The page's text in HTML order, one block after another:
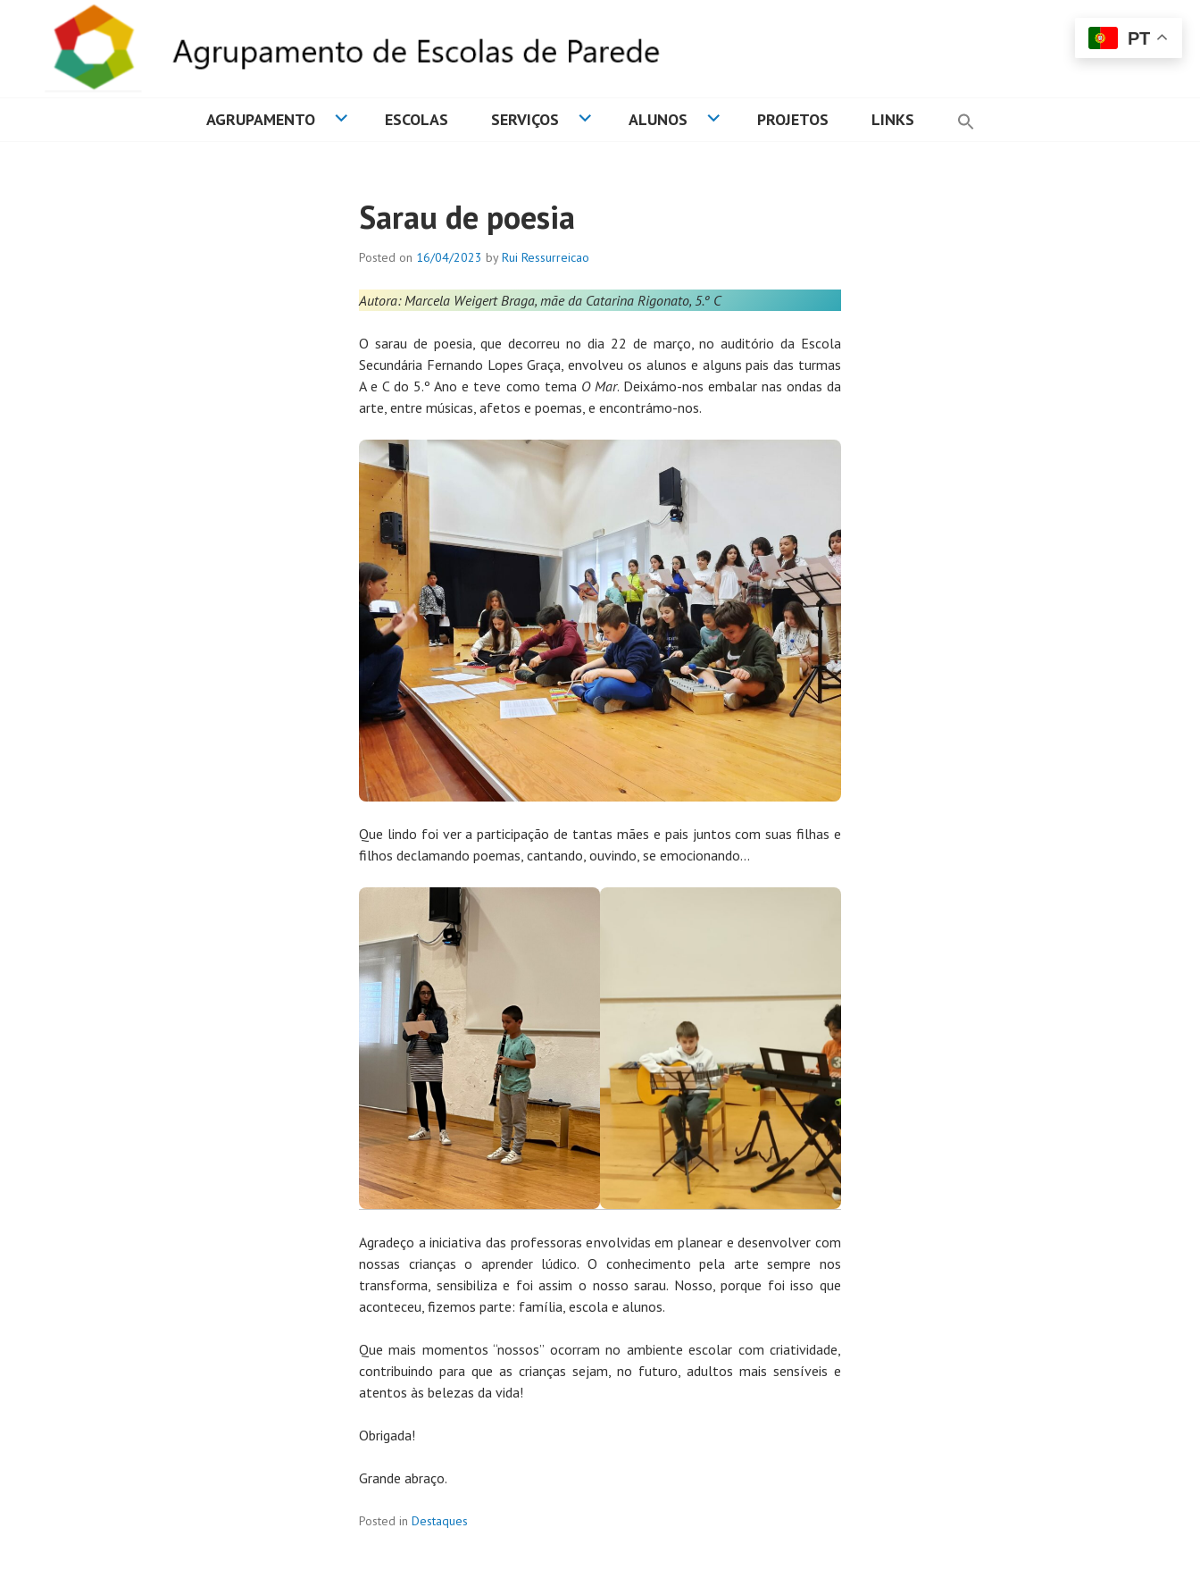
AGRUPAMENTO ESCOLAS SERVIÇOS ALUNOS PROJETOS LINKS
Sarau de poesia
Posted on 16/04/2023 byRui Ressurreicao
Autora: Marcela Weigert Braga, mãe da Catarina Rigonato, 5.º C
O sarau de poesia, que decorreu no dia 22 de março, no auditório da Escola
Secundária Fernando Lopes Graça, envolveu os alunos e alguns pais das turmas
A e C do 5.º Ano e teve como tema O Mar. Deixámo-nos embalar nas ondas da
arte, entre músicas, afetos e poemas, e encontrámo-nos.
Que lindo foi ver a participação de tantas mães e pais juntos com suas filhas e
filhos declamando poemas, cantando, ouvindo, se emocionando…
Agradeço a iniciativa das professoras envolvidas em planear e desenvolver com
nossas crianças o aprender lúdico. O conhecimento pela arte sempre nos
transforma, sensibiliza e foi assim o nosso sarau. Nosso, porque foi isso que
aconteceu, fizemos parte: família, escola e alunos.
Que mais momentos “nossos” ocorram no ambiente escolar com criatividade,
contribuindo para que as crianças sejam, no futuro, adultos mais sensíveis e
atentos às belezas da vida!
Obrigada!
Grande abraço.
Posted in Destaques
PT